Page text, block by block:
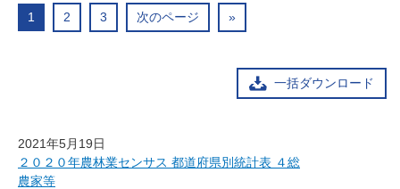
1 2 3 次のページ »
一括ダウンロード
2021年5月19日
２０２０年農林業センサス 都道府県別統計表 ４総
農家等